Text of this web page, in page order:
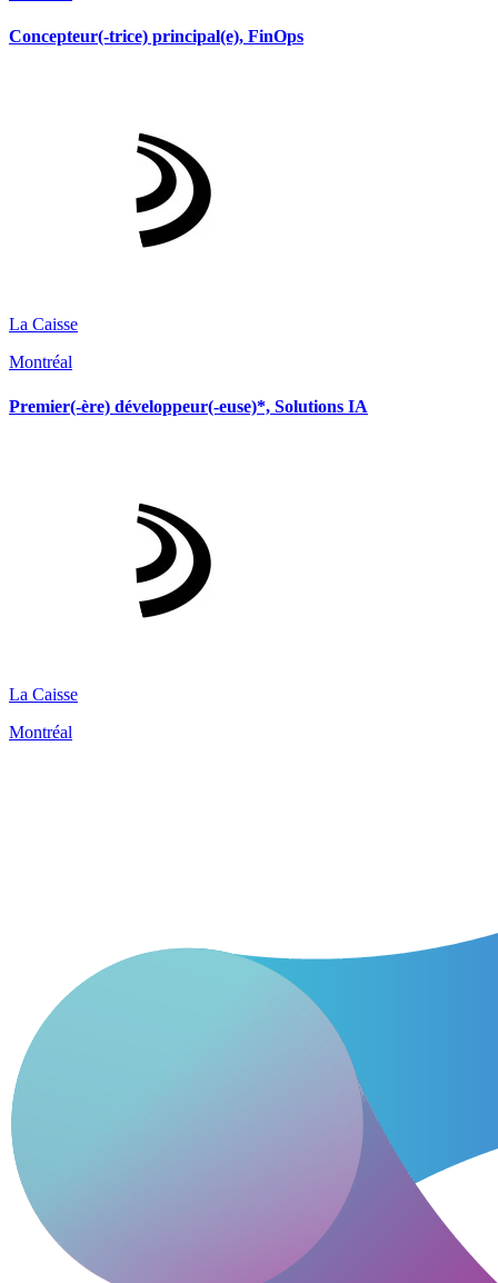
Concepteur(-trice) principal(e), FinOps
La Caisse
Montréal
Premier(-ère) développeur(-euse)*, Solutions IA
La Caisse
Montréal